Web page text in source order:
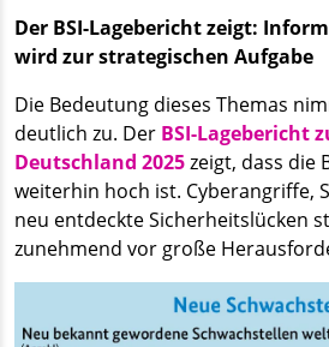
Der BSI-Lagebericht zeigt:
wird zur strategischen Aufgabe
Die Bedeutung dieses Themas
deutlich zu. Der BSI-Lagebericht
Deutschland 2025zeigt, dass die
weiterhin hoch ist. Cyberangriffe,
neu entdeckte Sicherheitslücken
zunehmend vor große